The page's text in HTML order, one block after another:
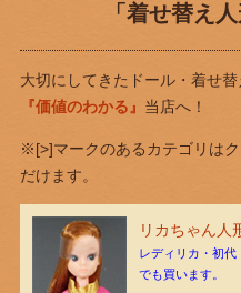
「着せ替え
大切にしてきたドール・着せ
『価値のわかる』 当店へ！
※[>]マークのあるカテゴリは
だけます。
リカちゃん人
レディリカ・初
でも買います。